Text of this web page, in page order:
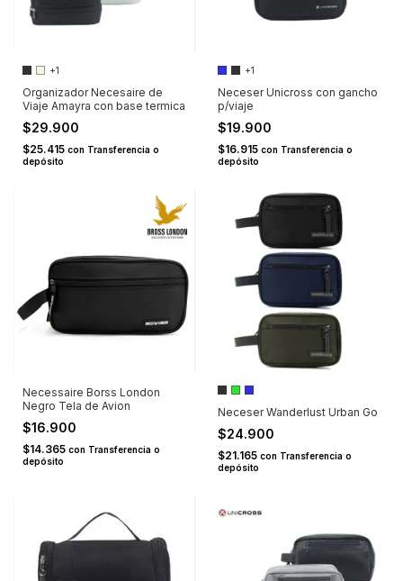
+1
Organizador Necesaire de
Viaje Amayra con base termica
$29.900
$25.415 con Transferencia o
depósito
+1
Neceser Unicross con gancho
p/viaje
$19.900
$16.915 con Transferencia o
depósito
Necessaire Borss London
Negro Tela de Avion
$16.900
$14.365 con Transferencia o
depósito
Neceser Wanderlust Urban Go
$24.900
$21.165 con Transferencia o
depósito